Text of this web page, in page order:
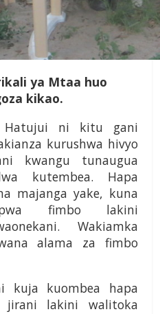
ya Mtaa huo
kikao.
Hatujui ni kitu gani
kurushwa hivyo
kwangu tunaugua
kutembea. Hapa
majanga yake, kuna
fimbo lakini
Wakiamka
alama za fimbo
kuja kuombea hapa
jirani lakini walitoka